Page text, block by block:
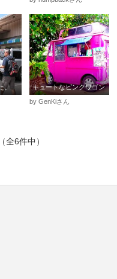
。
キュートなピンクワゴン
by GenKiさん
全6件中）